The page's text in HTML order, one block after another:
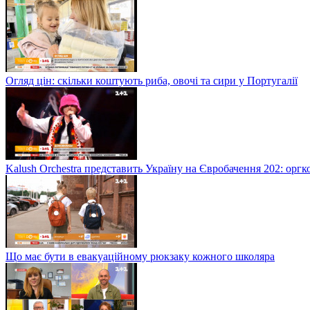
Огляд цін: скільки коштують риба, овочі та сири у Португалії
Kalush Orchestra представить Україну на Євробачення 202:
Що має бути в евакуаційному рюкзаку кожного школяра